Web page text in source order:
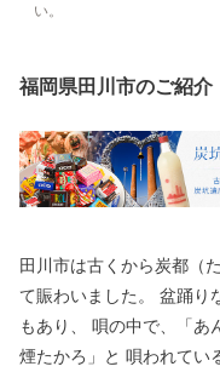
い。
福岡県田川市のご紹介
田川市は古くから炭都（
て賑わいました。 盆踊り
もあり、 唄の中で、「あ
煙たかろ」と 唄われてい